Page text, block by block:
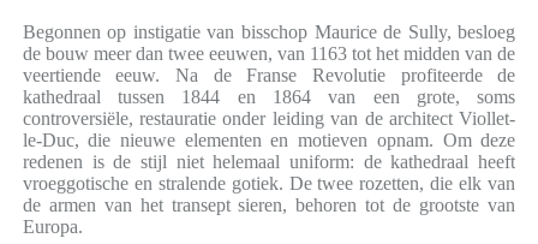
Begonnen op instigatie van bisschop Maurice de Sully, besloeg
de bouw meer dan twee eeuwen, van 1163 tot het midden van de
veertiende eeuw. Na de Franse Revolutie profiteerde de
kathedraal tussen 1844 en 1864 van een grote, soms
controversiële, restauratie onder leiding van de architect Viollet-
le-Duc, die nieuwe elementen en motieven opnam. Om deze
redenen is de stijl niet helemaal uniform: de kathedraal heeft
vroeggotische en stralende gotiek. De twee rozetten, die elk van
de armen van het transept sieren, behoren tot de grootste van
Europa.